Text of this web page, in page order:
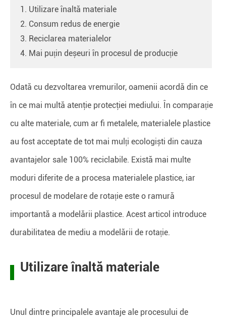
1. Utilizare înaltă materiale
2. Consum redus de energie
3. Reciclarea materialelor
4. Mai puțin deșeuri în procesul de producție
Odată cu dezvoltarea vremurilor, oamenii acordă din ce
în ce mai multă atenţie protecţiei mediului. În comparație
cu alte materiale, cum ar fi metalele, materialele plastice
au fost acceptate de tot mai mulți ecologiști din cauza
avantajelor sale 100% reciclabile. Există mai multe
moduri diferite de a procesa materialele plastice, iar
procesul de modelare de rotație este o ramură
importantă a modelării plastice. Acest articol introduce
durabilitatea de mediu a modelării de rotație.
Utilizare înaltă materiale
Unul dintre principalele avantaje ale procesului de